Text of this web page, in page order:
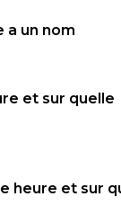
a un nom
et sur quelle
heure et sur